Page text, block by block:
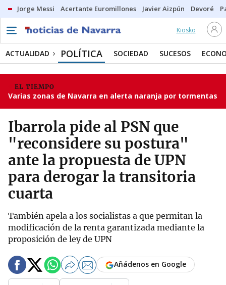
Jorge Messi Acertante Euromillones Javier Aizpún Devoré
Kiosko
ACTUALIDAD POLÍTICA SOCIEDAD SUCESOS
EL TIEMPO
Varias zonas de Navarra en alerta naranja por tormentas
Ibarrola pide al PSN que
"reconsidere su postura"
ante la propuesta de UPN
para derogar la transitoria
cuarta
También apela a los socialistas a que permitan la
modificación de la renta garantizada mediante la
proposición de ley de UPN
Añádenos en Google